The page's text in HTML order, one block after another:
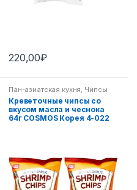
220,00₽
Пан-азиатская кухня, Чипсы
Креветочные чипсы со
вкусом масла и чеснока
64г COSMOS Корея 4-022